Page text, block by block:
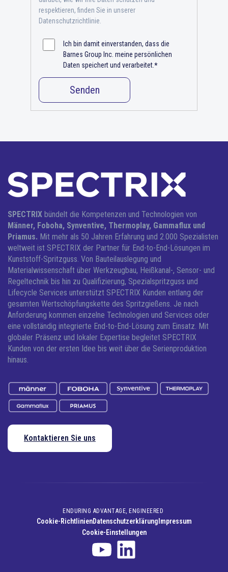
respektieren, finden Sie in unserer
Datenschutzrichtlinie.
Ich bin damit einverstanden, dass die
Barnes Group Inc. meine persönlichen
Daten speichert und verarbeitet.*
SPECTRIX bündelt die Kompetenzen und Technologien von
Männer, Foboha, Synventive, Thermoplay, Gammaflux und
Priamus. Mit mehr als 50 Jahren Erfahrung und 2.000 Spezialisten
weltweit ist SPECTRIX der Partner für End-to-End-Lösungen im
Kunststoff-Spritzguss. Von Bauteilauslegung und
Materialwissenschaft über Werkzeugbau, Heißkanal-, Sensor- und
Regeltechnik bis hin zu Qualifizierung, Spezialspritzguss und
Lifecycle Services unterstützt SPECTRIX Kunden entlang der
gesamten Wertschöpfungskette des Spritzgießens. Je nach
Anforderung kommen einzelne Technologien und Services oder
eine vollständig integrierte End-to-End-Lösung zum Einsatz. Mit
globaler Präsenz und lokaler Expertise begleitet SPECTRIX
Kunden von der ersten Idee bis weit über die Serienproduktion
hinaus.
Kontaktieren Sie uns
ENDURING ADVANTAGE, ENGINEERED
Cookie-RichtlinienDatenschutzerklärung Impressum
Cookie-Einstellungen